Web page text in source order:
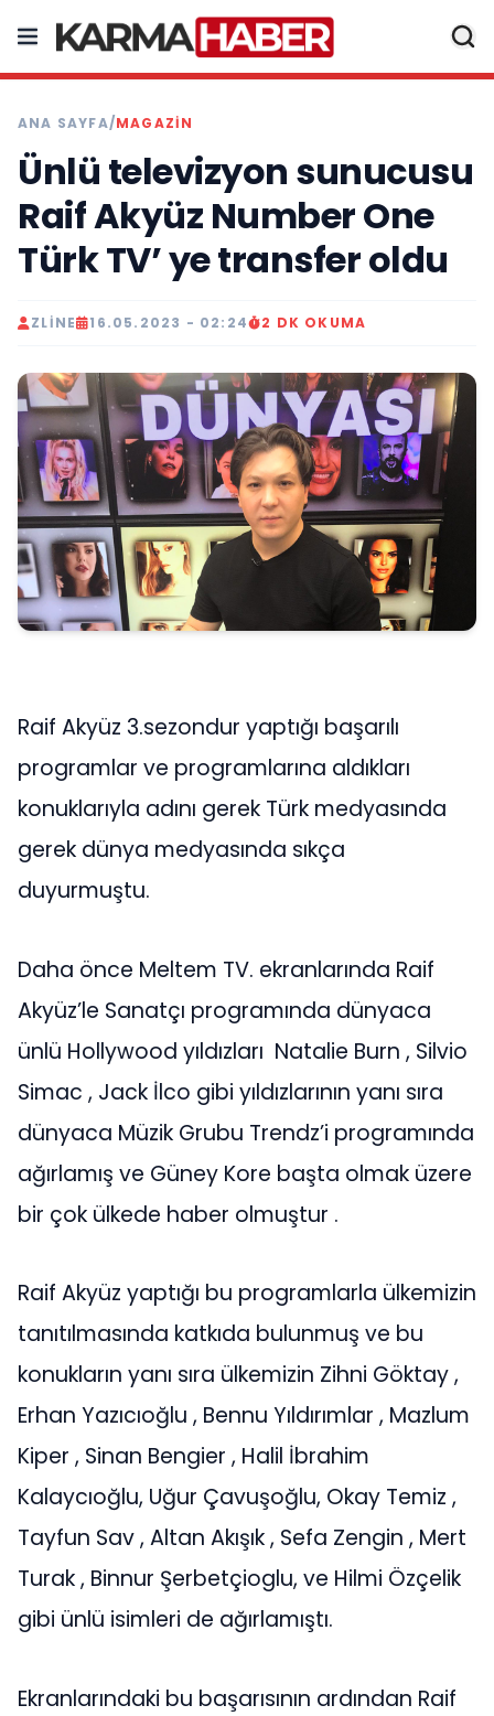
ANA SAYFA/MAGAZIN
Ünlü televizyon sunucusu
Raif Akyüz Number One
Türk TV’ ye transfer oldu
ZLINE 16.05.2023 - 02:24 2 DK OKUMA
Raif Akyüz 3.sezondur yaptığı başarılı
programlar ve programlarına aldıkları
konuklarıyla adını gerek Türk medyasında
gerek dünya medyasında sıkça
duyurmuştu.
Daha önce Meltem TV. ekranlarında Raif
Akyüz’le Sanatçı programında dünyaca
ünlü Hollywood yıldızları Natalie Burn , Silvio
Simac , Jack İlco gibi yıldızlarının yanı sıra
dünyaca Müzik Grubu Trendz’i programında
ağırlamış ve Güney Kore başta olmak üzere
bir çok ülkede haber olmuştur .
Raif Akyüz yaptığı bu programlarla ülkemizin
tanıtılmasında katkıda bulunmuş ve bu
konukların yanı sıra ülkemizin Zihni Göktay ,
Erhan Yazıcıoğlu , Bennu Yıldırımlar , Mazlum
Kiper , Sinan Bengier , Halil İbrahim
Kalaycıoğlu, Uğur Çavuşoğlu, Okay Temiz ,
Tayfun Sav , Altan Akışık , Sefa Zengin , Mert
Turak , Binnur Şerbetçioglu, ve Hilmi Özçelik
gibi ünlü isimleri de ağırlamıştı.
Ekranlarındaki bu başarısının ardından Raif